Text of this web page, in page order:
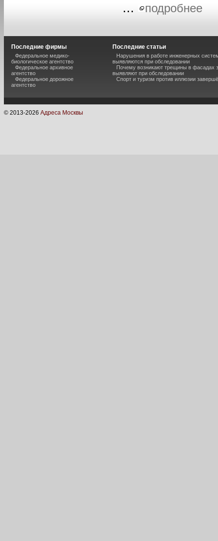
...
подробнее
Последние фирмы
Федеральное медико-
биологическое агентство
Федеральное архивное
агентство
Федеральное дорожное
агентство
Последние статьи
Нарушения в работе инженерных
выявляются при обследовании
Почему возникают трещины в фасадах
выявляют при обследовании
Спорт и туризм против иллюзии
© 2013-2026 Адреса Москвы